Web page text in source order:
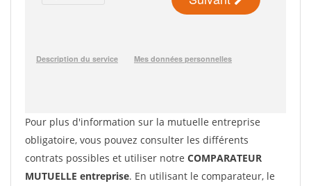
Pour plus d'information sur la mutuelle entreprise
obligatoire, vous pouvez consulter les différents
contrats possibles et utiliser notre COMPARATEUR
MUTUELLE entreprise. En utilisant le comparateur, le